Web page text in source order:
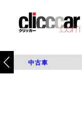
中古車